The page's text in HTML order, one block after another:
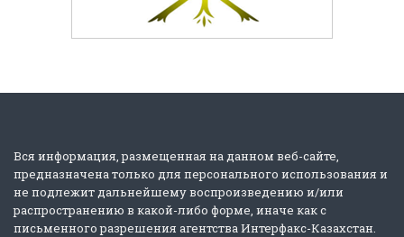
Вся информация, размещенная на данном веб-сайте,
предназначена только для персонального использования и
не подлежит дальнейшему воспроизведению и/или
распространению в какой-либо форме, иначе как с
письменного разрешения агентства Интерфакс-Казахстан.